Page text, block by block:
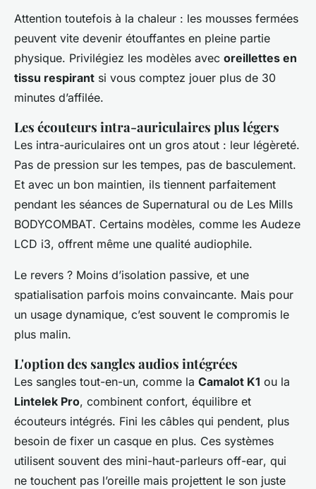
Attention toutefois à la chaleur : les mousses fermées
peuvent vite devenir étouffantes en pleine partie
physique. Privilégiez les modèles avec oreillettes en
tissu respirant si vous comptez jouer plus de 30
minutes d’affilée.
Les écouteurs intra-auriculaires plus légers
Les intra-auriculaires ont un gros atout : leur légèreté.
Pas de pression sur les tempes, pas de basculement.
Et avec un bon maintien, ils tiennent parfaitement
pendant les séances de Supernatural ou de Les Mills
BODYCOMBAT. Certains modèles, comme les Audeze
LCD i3, offrent même une qualité audiophile.
Le revers ? Moins d’isolation passive, et une
spatialisation parfois moins convaincante. Mais pour
un usage dynamique, c’est souvent le compromis le
plus malin.
L'option des sangles audios intégrées
Les sangles tout-en-un, comme la Camalot K1 ou la
Lintelek Pro, combinent confort, équilibre et
écouteurs intégrés. Fini les câbles qui pendent, plus
besoin de fixer un casque en plus. Ces systèmes
utilisent souvent des mini-haut-parleurs off-ear, qui
ne touchent pas l’oreille mais projettent le son juste